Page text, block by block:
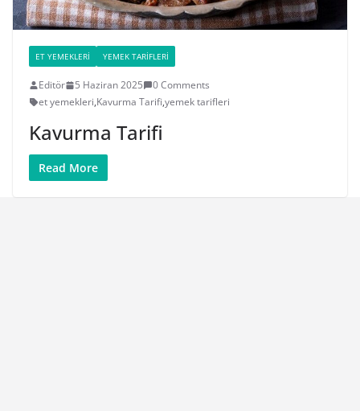
ET YEMEKLERI YEMEK TARIFLERI
Editör 5 Haziran 2025
0 Comments
et yemekleri,Kavurma Tarifi,yemek tarifleri
Kavurma Tarifi
Read More